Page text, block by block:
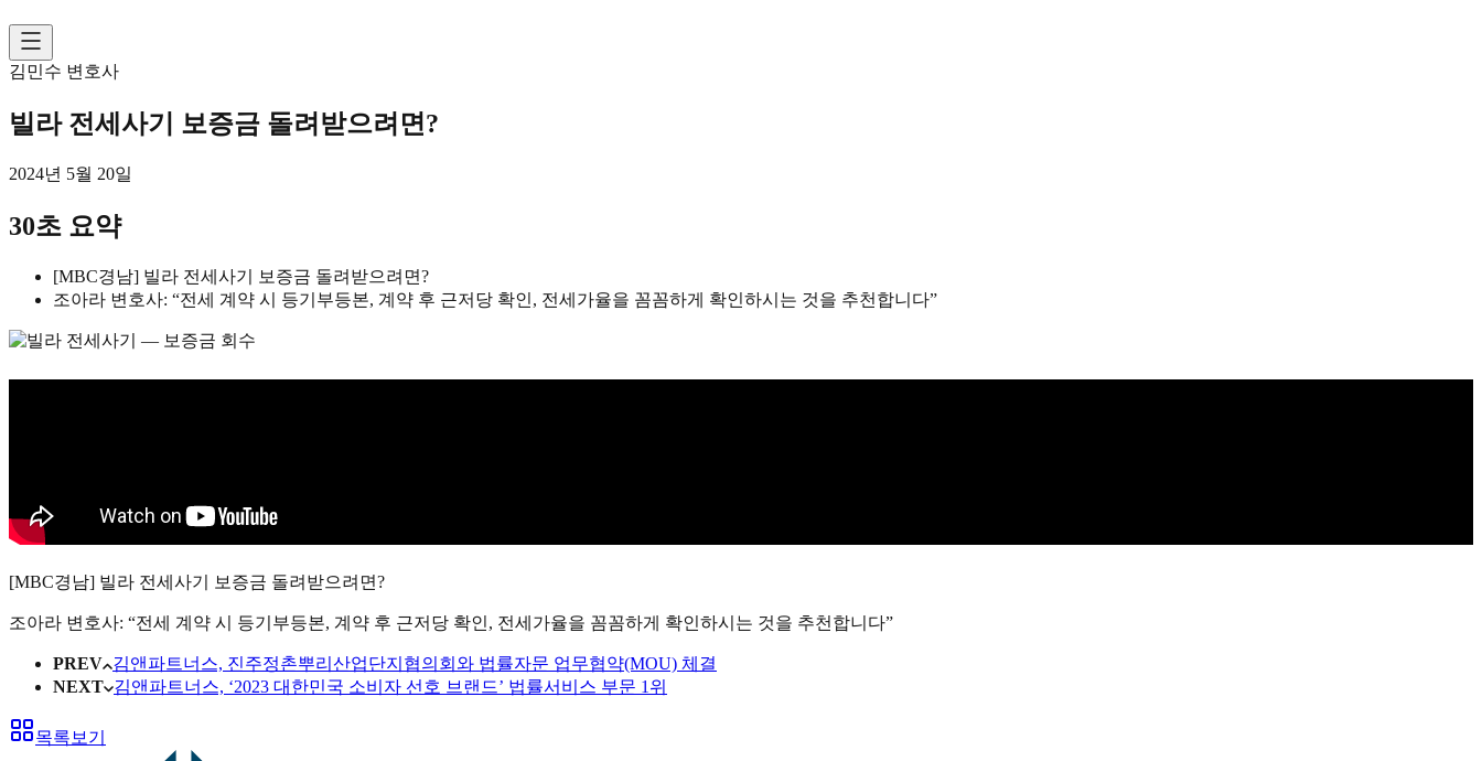
김민수 변호사
빌라 전세사기 보증금 돌려받으려면?
2024년 5월 20일
30초 요약
[MBC경남] 빌라 전세사기 보증금 돌려받으려면?
조아라 변호사: “전세 계약 시 등기부등본, 계약 후 근저당 확인, 전세가율을 꼼꼼하게 확인하시는 것을 추천합니다”
[MBC경남] 빌라 전세사기 보증금 돌려받으려면?
조아라 변호사: “전세 계약 시 등기부등본, 계약 후 근저당 확인, 전세가율을 꼼꼼하게 확인하시는 것을 추천합니다”
PREV 김앤파트너스, 진주정촌뿌리산업단지협의회와 법률자문 업무협약(MOU) 체결
NEXT 김앤파트너스, ‘2023 대한민국 소비자 선호 브랜드’ 법률서비스 부문 1위
목록보기